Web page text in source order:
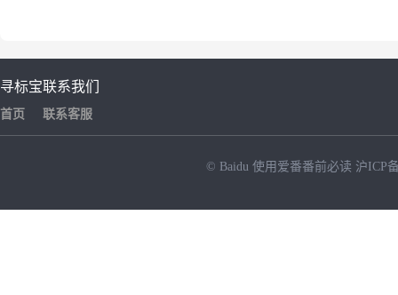
寻标宝
首页
联系我们
联系客服
© Baidu 使用爱番番前必读 沪ICP